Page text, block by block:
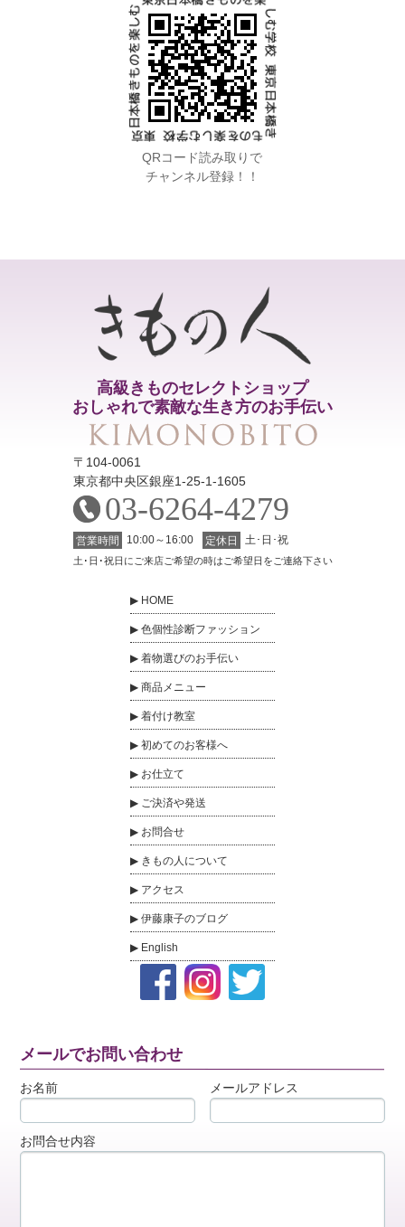
QRコード読み取りで
チャンネル登録！！
高級きものセレクトショップ
おしゃれで素敵な生き方のお手伝い
〒104-0061
東京都中央区銀座1-25-1-1605
03-6264-4279
営業時間 10:00～16:00 定休日 土･日･祝
土･日･祝日にご来店ご希望の時はご希望日をご連絡下さい
HOME
色個性診断ファッション
着物選びのお手伝い
商品メニュー
着付け教室
初めてのお客様へ
お仕立て
ご決済や発送
お問合せ
きもの人について
アクセス
伊藤康子のブログ
English
メールでお問い合わせ
お名前 メールアドレス
お問合せ内容